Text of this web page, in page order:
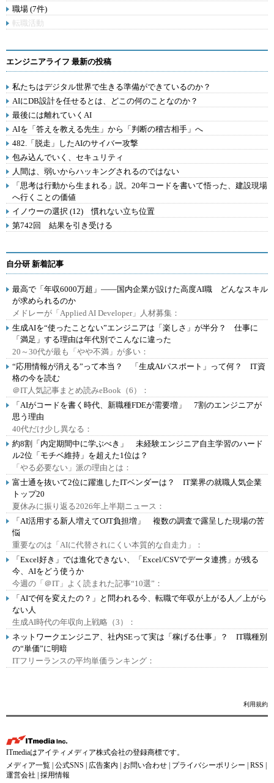
職場 (7件)
転職活動
エンジニアライフ 最新の投稿
私たちはデジタル世界で生きる準備ができているのか？
AIにDB設計を任せるとは、どこの何のことなのか？
最後には離れていくAI
AIを「答えを教える先生」から「判断の稽古相手」へ
482.「脱走」したAIのサイバー攻撃
包み込んでいく、セキュリティ
人間は、弱いからハッキングされるのではない
「思考は行動から生まれる」説。20年コードを書いて悟った、建設現場
へ行くことの価値
イノウーの選択 (12) 慣れない立ち位置
第742回 結果を引き受ける
自分研 新着記事
最高で「年収6000万超」――国内企業が設けた高度AI職 どんなスキル
が求められるのか
メドレーが「Applied AI Developer」人材募集：
生成AIを“使ったことない”エンジニアは「楽しさ」が半分？ 仕事に
「満足」する理由は年代別でこんなに違った
20～30代が最も「やや不満」が多い：
“応用情報が消える”って本当？ 「生成AIパスポート」って何？ IT資
格の今を読む
＠IT人気記事まとめ読みeBook（6）：
「AIがコードを書く時代、新職種FDEが需要増」 7割のエンジニアが
思う理由
40代だけ少し異なる：
約8割「内定期間中に学ぶべき」 未経験エンジニア自主学習のハード
ル2位「モチベ維持」を超えた1位は？
「やる必要ない」派の理由とは：
富士通を抜いて2位に躍進したITベンダーは？ IT業界の就職人気企業
トップ20
夏休みに振り返る2026年上半期ニュース：
「AI活用する新人増えてOJT負担増」 複数の調査で露呈した現場の苦
悩
重要なのは「AIに代替されにくい本質的な自走力」：
「Excel好き」では進化できない、「Excel/CSVでデータ連携」が残る
今、AIをどう使うか
今週の「＠IT」よく読まれた記事“10選”：
「AIで何を変えたの？」と問われる今、転職で年収が上がる人／上がら
ない人
生成AI時代の年収向上戦略（3）：
ネットワークエンジニア、社内SEって実は「稼げる仕事」？ IT職種別
の“単価”に明暗
ITフリーランスの平均単価ランキング：
利用規約
ITmediaはアイティメディア株式会社の登録商標です。
メディア一覧 公式SNS 広告案内 お問い合わせ プライバシーポリシー RSS
運営会社
採用情報